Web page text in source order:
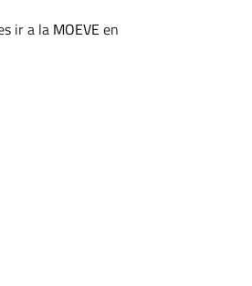
ir a la MOEVEen